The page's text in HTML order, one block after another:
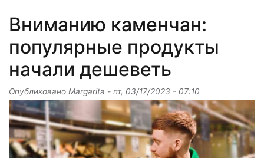
Вниманию каменчан:
популярные продукты
начали дешеветь
Опубликовано Margarita - пт, 03/17/2023 - 07:10